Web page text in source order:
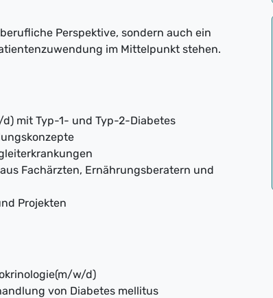
Perspektive, sondern auch ein
im Mittelpunkt stehen.
mit Typ-1- und Typ-2-Diabetes
Fachärzten, Ernährungsberatern und
Projekten
w/d)
von Diabetes mellitus